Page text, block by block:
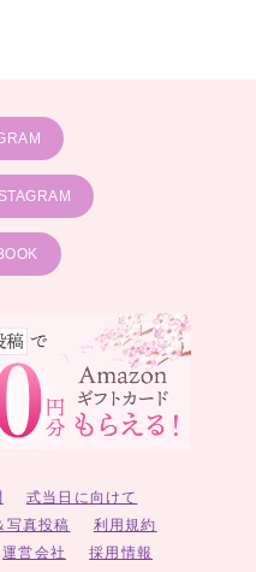
式当日に向けて
写真投稿
利用規約
運営会社 採用情報